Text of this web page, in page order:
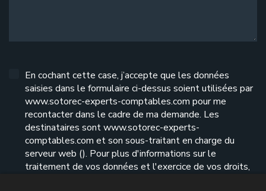
En cochant cette case, j’accepte que les données
saisies dans le formulaire ci-dessus soient utilisées par
www.sotorec-experts-comptables.com pour me
recontacter dans le cadre de ma demande. Les
destinataires sont www.sotorec-experts-
comptables.com et son sous-traitant en charge du
serveur web (). Pour plus d'informations sur le
traitement de vos données et l'exercice de vos droits,